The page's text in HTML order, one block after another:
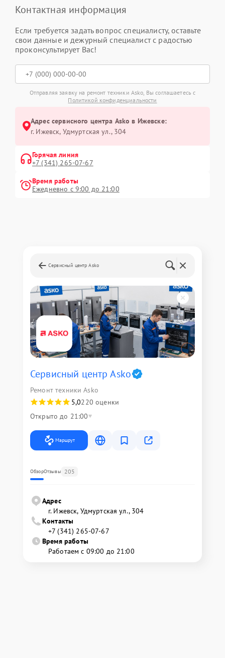
Контактная информация
Если требуется задать вопрос специалисту, оставьте
свои данные и дежурный специалист с радостью
проконсультирует Вас!
Отправляя заявку на ремонт техники Asko, Вы соглашаетесь с
Политикой конфиденциальности
Адрес сервисного центра Asko в Ижевске:
г. Ижевск, Удмуртская ул., 304
Горячая линия
+7 (341) 265-07-67
Время работы
Ежедневно с 9:00 до 21:00
Сервисный центр Asko
Сервисный центр Asko
Ремонт техники Asko
5,0220 оценки
Открыто до 21:00
Маршрут
ОбзорОтзывы 205
Адрес
г. Ижевск, Удмуртская ул., 304
Контакты
+7 (341) 265-07-67
Время работы
Работаем с 09:00 до 21:00